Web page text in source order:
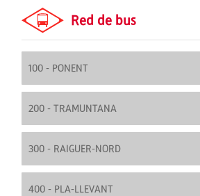
Red de bus
100 - PONENT
200 - TRAMUNTANA
300 - RAIGUER-NORD
400 - PLA-LLEVANT